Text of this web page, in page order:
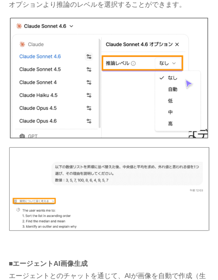
オプションより推論のレベルを選択することができます。
■エージェントAI画像生成
エージェントとのチャットを通じて、AIが画像を自動で作成（生